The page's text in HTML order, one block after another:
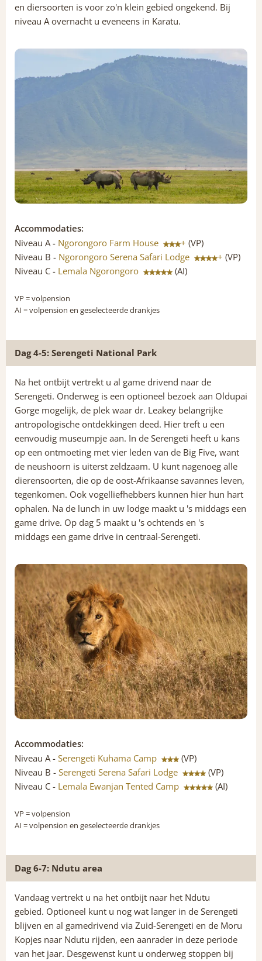
en diersoorten is voor zo'n klein gebied ongekend. Bij
niveau A overnacht u eveneens in Karatu.
Accommodaties:
Niveau A - Ngorongoro Farm House + (VP)
Niveau B - Ngorongoro Serena Safari Lodge + (VP)
Niveau C - Lemala Ngorongoro (AI)
VP = volpension
AI = volpension en geselecteerde drankjes
Dag 4-5: Serengeti National Park
Na het ontbijt vertrekt u al game drivend naar de
Serengeti. Onderweg is een optioneel bezoek aan Oldupai
Gorge mogelijk, de plek waar dr. Leakey belangrijke
antropologische ontdekkingen deed. Hier treft u een
eenvoudig museumpje aan. In de Serengeti heeft u kans
op een ontmoeting met vier leden van de Big Five, want
de neushoorn is uiterst zeldzaam. U kunt nagenoeg alle
dierensoorten, die op de oost-Afrikaanse savannes leven,
tegenkomen. Ook vogelliefhebbers kunnen hier hun hart
ophalen. Na de lunch in uw lodge maakt u 's middags een
game drive. Op dag 5 maakt u 's ochtends en 's
middags een game drive in centraal-Serengeti.
Accommodaties:
Niveau A - Serengeti Kuhama Camp
(VP)
Niveau B - Serengeti Serena Safari Lodge
(VP)
Niveau C - Lemala Ewanjan Tented Camp (AI)
VP = volpension
AI = volpension en geselecteerde drankjes
Dag 6-7: Ndutu area
Vandaag vertrekt u na het ontbijt naar het Ndutu
gebied. Optioneel kunt u nog wat langer in de Serengeti
blijven en al gamedrivend via Zuid-Serengeti en de Moru
Kopjes naar Ndutu rijden, een aanrader in deze periode
van het jaar. Desgewenst kunt u onderweg stoppen bij